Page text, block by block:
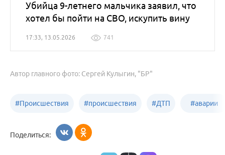
Убийца 9-летнего мальчика заявил, что
хотел бы пойти на СВО, искупить вину
17:33, 13.05.2026 741
Автор главного фото: Сергей Кулыгин, "БР"
#Происшествия #происшествия
Алтайский край
#ДТП #аварии
Поделиться: